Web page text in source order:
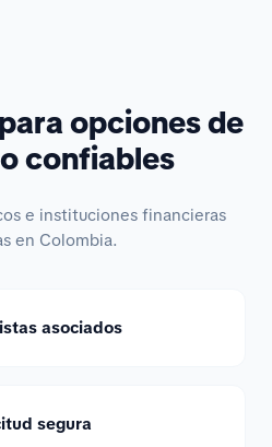
opciones de
confiables
e instituciones financieras
en Colombia.
asociados
segura